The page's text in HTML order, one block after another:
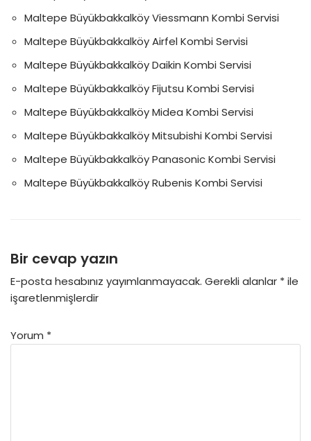
Maltepe Büyükbakkalköy Viessmann Kombi Servisi
Maltepe Büyükbakkalköy Airfel Kombi Servisi
Maltepe Büyükbakkalköy Daikin Kombi Servisi
Maltepe Büyükbakkalköy Fijutsu Kombi Servisi
Maltepe Büyükbakkalköy Midea Kombi Servisi
Maltepe Büyükbakkalköy Mitsubishi Kombi Servisi
Maltepe Büyükbakkalköy Panasonic Kombi Servisi
Maltepe Büyükbakkalköy Rubenis Kombi Servisi
Bir cevap yazın
E-posta hesabınız yayımlanmayacak. Gerekli alanlar *ile
işaretlenmişlerdir
Yorum *